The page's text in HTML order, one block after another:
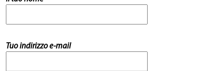
Tuo indirizzo e-mail